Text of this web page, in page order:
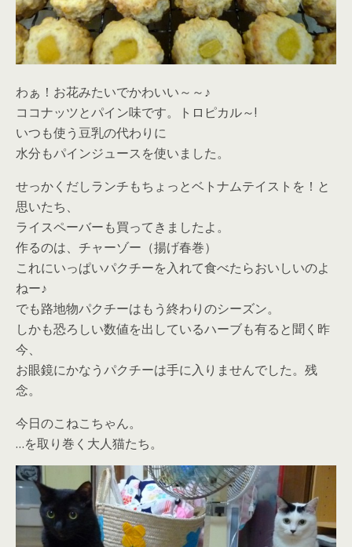
わぁ！お花みたいでかわいい～～♪
ココナッツとパイン味です。トロピカル～!
いつも使う豆乳の代わりに
水分もパインジュースを使いました。
せっかくだしランチもちょっとベトナムテイストを！と
思いたち、
ライスペーバーも買ってきましたよ。
作るのは、チャーゾー（揚げ春巻）
これにいっぱいパクチーを入れて食べたらおいしいのよ
ねー♪
でも路地物パクチーはもう終わりのシーズン。
しかも恐ろしい数値を出しているハーブも有ると聞く昨
今、
お眼鏡にかなうパクチーは手に入りませんでした。残
念。
今日のこねこちゃん。
…を取り巻く大人猫たち。